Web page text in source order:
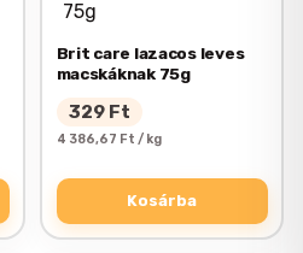
Brit care lazacos leves
macskáknak 75g
329 Ft
4 386,67 Ft / kg
Kosárba